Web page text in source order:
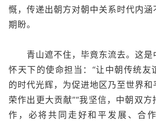
慨，传递出朝方对朝中关系时代内涵
期盼。
青山遮不住，毕竟东流去。这是
怀天下的使命担当：“让中朝传统友
的时代光辉，为促进地区乃至世界和
荣作出更大贡献”“我坚信，中朝双
作，必将共同走好和平发展、合